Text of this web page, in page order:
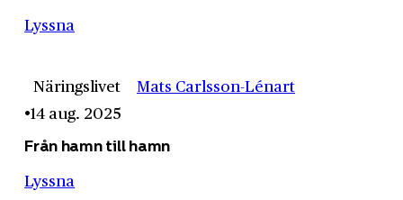
Lyssna
Näringslivet
Mats Carlsson-Lénart
14 aug. 2025
Från hamn till hamn
Lyssna